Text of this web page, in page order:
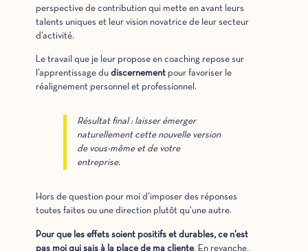
perspective de contribution qui mette en avant leurs
talents uniques et leur vision novatrice de leur secteur
d’activité.
Le travail que je leur propose en coaching repose sur
l’apprentissage du discernementpour favoriser le
réalignement personnel et professionnel.
Résultat final : laisser émerger
naturellement cette nouvelle version
de vous-même et de votre
entreprise.
Hors de question pour moi d’imposer des réponses
toutes faites ou une direction plutôt qu’une autre.
Pour que les effets soient positifs et durables, ce n’est
pas moi qui sais à la place de ma cliente. En revanche,